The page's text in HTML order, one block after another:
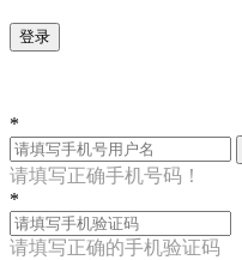
登录
*
请填写正确手机号码！
*
请填写正确的手机验证码